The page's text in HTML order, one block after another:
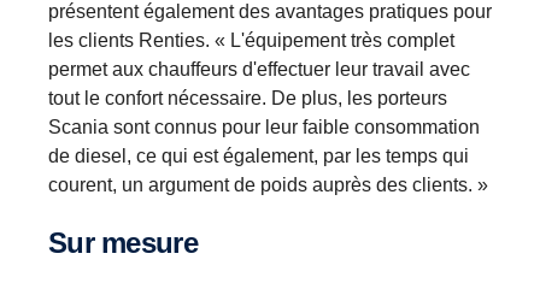
présentent également des avantages pratiques pour
les clients Renties. « L'équipement très complet
permet aux chauffeurs d'effectuer leur travail avec
tout le confort nécessaire. De plus, les porteurs
Scania sont connus pour leur faible consommation
de diesel, ce qui est également, par les temps qui
courent, un argument de poids auprès des clients. »
Sur mesure